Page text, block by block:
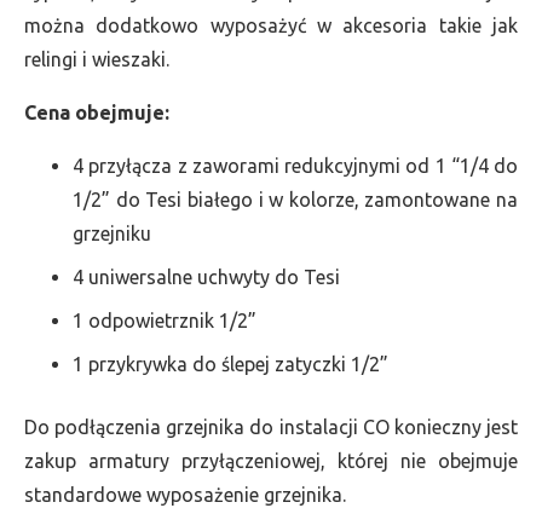
można dodatkowo wyposażyć w akcesoria takie jak
relingi i wieszaki.
Cena obejmuje:
4 przyłącza z zaworami redukcyjnymi od 1 “1/4 do
1/2” do Tesi białego i w kolorze, zamontowane na
grzejniku
4 uniwersalne uchwyty do Tesi
1 odpowietrznik 1/2”
1 przykrywka do ślepej zatyczki 1/2”
Do podłączenia grzejnika do instalacji CO konieczny jest
zakup armatury przyłączeniowej, której nie obejmuje
standardowe wyposażenie grzejnika.